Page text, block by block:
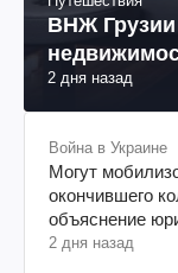
ВНЖ Грузии
2 дня назад
Война в Украине
Могут
окончившего
объяснение
2 дня назад